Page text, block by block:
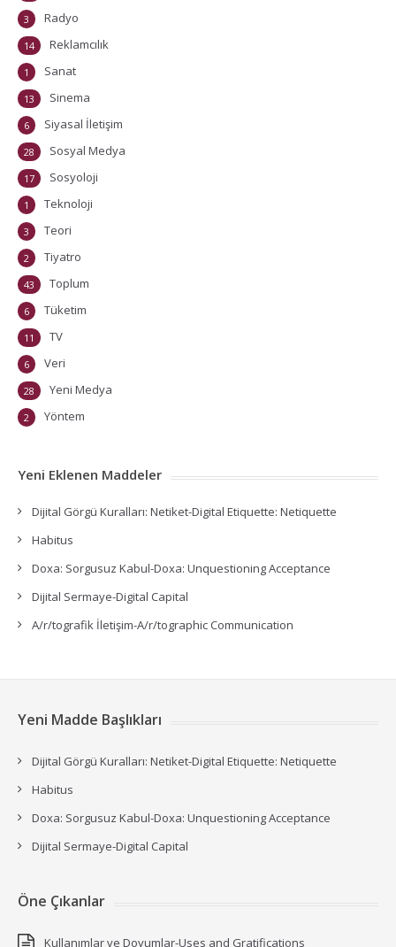
Radyo
3
Reklamcılık
14
Sanat
1
Sinema
13
Siyasal İletişim
6
Sosyal Medya
28
Sosyoloji
17
Teknoloji
1
Teori
3
Tiyatro
2
Toplum
43
Tüketim
6
TV
11
Veri
6
Yeni Medya
28
Yöntem
2
Yeni Eklenen Maddeler
Dijital Görgü Kuralları: Netiket-Digital Etiquette: Netiquette
Habitus
Doxa: Sorgusuz Kabul-Doxa: Unquestioning Acceptance
Dijital Sermaye-Digital Capital
A/r/tografik İletişim-A/r/tographic Communication
Yeni Madde Başlıkları
Dijital Görgü Kuralları: Netiket-Digital Etiquette: Netiquette
Habitus
Doxa: Sorgusuz Kabul-Doxa: Unquestioning Acceptance
Dijital Sermaye-Digital Capital
Öne Çıkanlar
Kullanımlar ve Doyumlar-Uses and Gratifications